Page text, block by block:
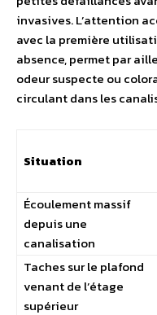
invasives. L’attention
avec la première
absence, permet par
odeur suspecte ou
circulant dans les
Situation
Écoulement massif
depuis une
canalisation
Taches sur le plafond
venant de l’étage
supérieur